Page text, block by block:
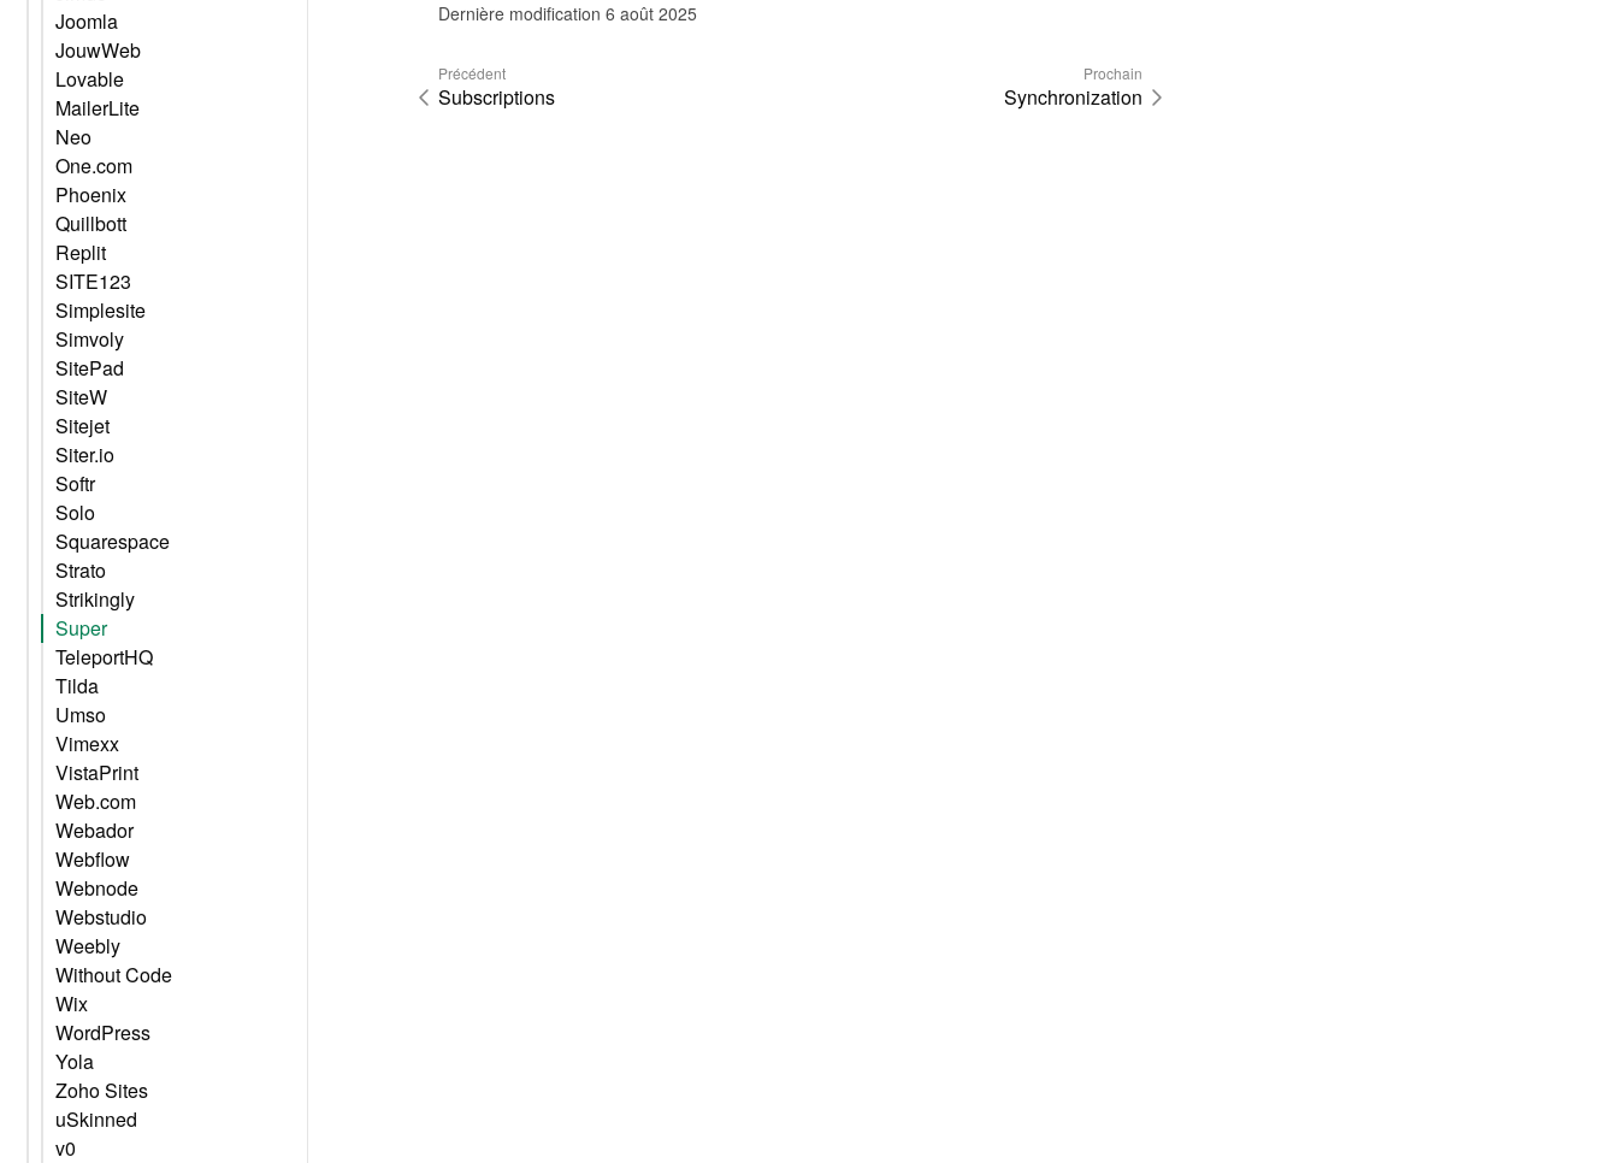
Joomla
JouwWeb
Lovable
MailerLite
Neo
One.com
Phoenix
Quillbott
Replit
SITE123
Simplesite
Simvoly
SitePad
SiteW
Sitejet
Siter.io
Softr
Solo
Squarespace
Strato
Strikingly
Super
TeleportHQ
Tilda
Umso
Vimexx
VistaPrint
Web.com
Webador
Webflow
Webnode
Webstudio
Weebly
Without Code
Wix
WordPress
Yola
Zoho Sites
uSkinned
v0
Dernière modification 6 août 2025
Précédent
Subscriptions
Prochain
Synchronization